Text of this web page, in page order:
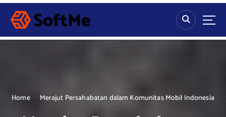
S
p
Home Merajut Persahabatan dalam Komunitas Mobil Indonesia